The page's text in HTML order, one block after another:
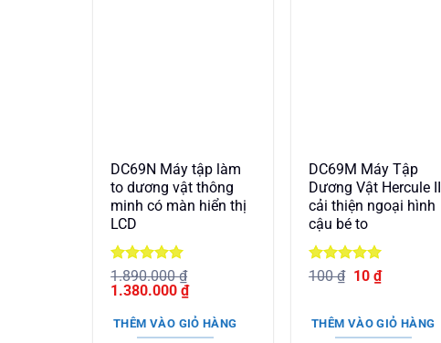
DC69N Máy tập làm
to dương vật thông
minh có màn hiển thị
LCD
Được xếp
hạng55
1.890.000₫
Giá
là:
1.890.000 ₫.
1.380.000₫Giá
hiện
tại
là:
THÊM VÀO GIỎ HÀNG
DC69M Máy Tập
Dương Vật Hercule II
cải thiện ngoại hình
cậu bé to
Được xếp
hạng5
100₫ Giá
gốc
100 ₫.
10 ₫Giá
hiện
là:
10 ₫.
THÊM VÀO GIỎ HÀNG